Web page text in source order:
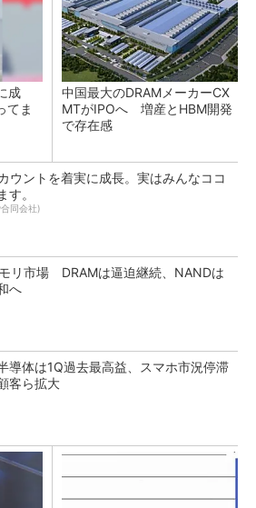
成
てま
中国最大のDRAMメーカーCX
MTがIPOへ 増産とHBM開発
で存在感
ウントを着実に成長。実はみんなココ
す。
同会社)
リ市場 DRAMは逼迫継続、NANDは
へ
導体は1Q過去最高益、スマホ市況停滞
客ら拡大